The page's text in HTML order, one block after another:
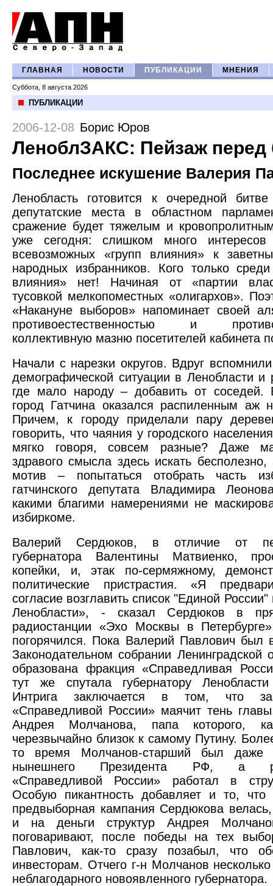
ГЛАВНАЯ НОВОСТИ ПУБЛИКАЦИИ МНЕНИЯ
Суббота, 8 августа 2026
ПУБЛИКАЦИИ
2006-12-08 Борис Юров
ЛеноблЗАКС: Пейзаж перед
Последнее искушение Валерия
Ленобласть готовится к очередной
депутатские места в областном
сражение будет тяжелым и
уже сегодня: слишком много
всевозможных «групп влияния» к
народных избранников. Кого только
влияния» нет! Начиная от «партии
тусовкой мелкопоместных «олигархов».
«Накануне выборов» напоминает своей
противоестественностью и
коллективную мазню посетителей кабинета
Начали с нарезки округов. Вдруг
демографической ситуации в Ленобласти
где мало народу – добавить от соседей.
город Гатчина оказался распиленным аж
Причем, к городу приделали пару
говорить, что чаяния у городского
мягко говоря, совсем разные? Даже
здравого смысла здесь искать бесполезно,
мотив – попытаться отобрать часть
гатчинского депутата Владимира
какими благими намерениями не
избиркоме.
Валерий Сердюков, в отличие от
губернатора Валентины Матвиенко,
копейки, и, этак по-сермяжному,
политические пристрастия. «Я
согласие возглавить список "Единой
Ленобласти», - сказал Сердюков в
радиостанции «Эхо Москвы в
погорячился. Пока Валерий Павлович был
Законодательном собрании Ленинградской
образована фракция «Справедливая
тут же спутала губернатору
Интрига заключается в том, что за
«Справедливой России» маячит тень
Андрея Молчанова, папа которого,
черезвычайно близок к самому Путину.
то время Молчанов-старший был даже
нынешнего Президента РФ, а
«Справедливой России» работал в
Особую пикантность добавляет и то,
предвыборная кампания Сердюкова
и на деньги структур Андрея
поговаривают, после победы на тех
Павлович, как-то сразу позабыл, что
инвесторам. Отчего г-н Молчанов
неблагодарного новоявленного губернатора.